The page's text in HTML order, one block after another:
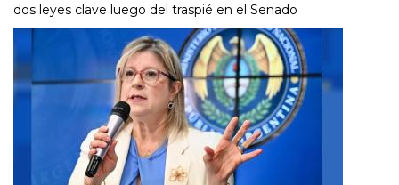
dos leyes clave luego del traspié en el Senado